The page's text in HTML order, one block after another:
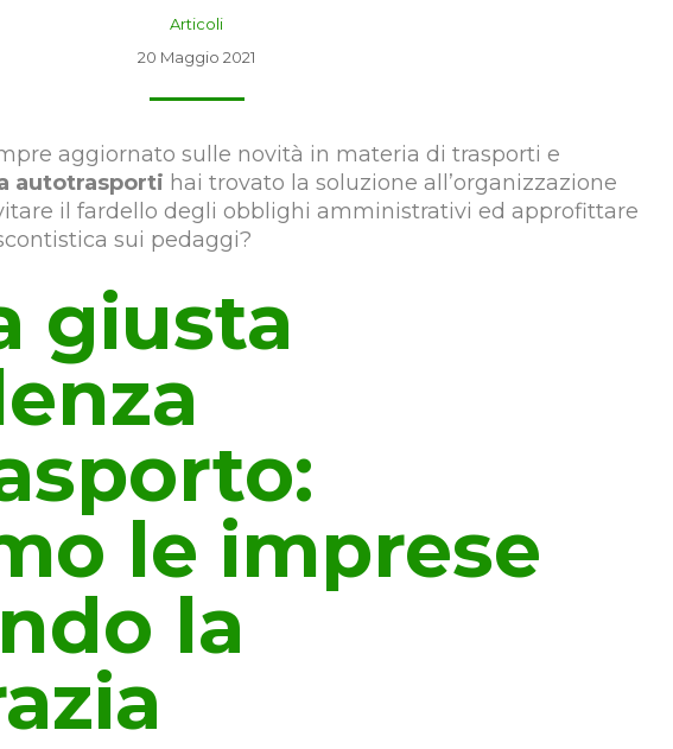
Articoli
20 Maggio 2021
aggiornato sulle novità in materia di trasporti e
autotrasporti hai trovato la soluzione all’organizzazione
il fardello degli obblighi amministrativi ed approfittare
sui pedaggi?
giusta
le imprese
la